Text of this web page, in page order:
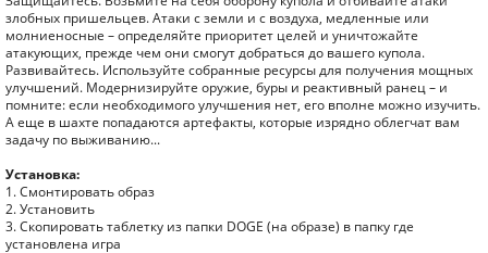
злобных пришельцев. Атаки с земли и с воздуха, медленные или
молниеносные – определяйте приоритет целей и уничтожайте
атакующих, прежде чем они смогут добраться до вашего купола.
Развивайтесь. Используйте собранные ресурсы для получения мощных
улучшений. Модернизируйте оружие, буры и реактивный ранец – и
помните: если необходимого улучшения нет, его вполне можно изучить.
А еще в шахте попадаются артефакты, которые изрядно облегчат вам
задачу по выживанию...
Установка:
1. Смонтировать образ
2. Установить
3. Скопировать таблетку из папки DOGE (на образе) в папку где
установлена игра